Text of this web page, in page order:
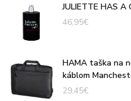
JULIETTE HAS A
46,95€
HAMA taška na
káblom
29,45€